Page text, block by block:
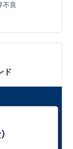
便が飛んで行
入灯橋梁が
らの1便が到着
と待っていた
音が。…
不良
ド